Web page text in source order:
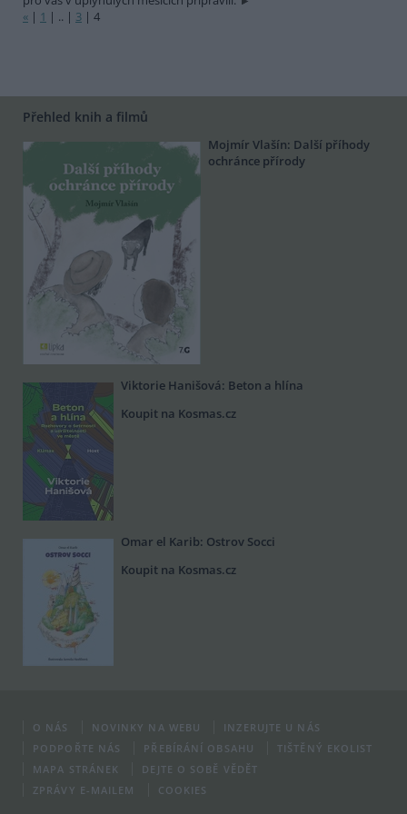
« | 1 | .. | 3 | 4
Přehled knih a filmů
Mojmír Vlašín: Další příhody
ochránce přírody
Viktorie Hanišová: Beton a hlína
Koupit na Kosmas.cz
Omar el Karib: Ostrov Socci
Koupit na Kosmas.cz
O NÁS NOVINKY NA WEBU
INZERUJTE U NÁS
PODPOŘTE NÁS
PŘEBÍRÁNÍ OBSAHU
TIŠTĚNÝ EKOLIST
MAPA STRÁNEK
DEJTE O SOBĚ VĚDĚT
ZPRÁVY E-MAILEM
COOKIES